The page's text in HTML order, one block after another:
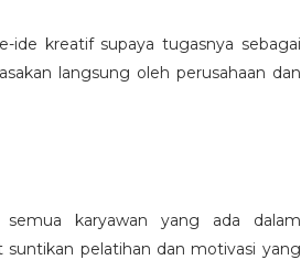
ide kreatif supaya tugasnya sebagai
langsung oleh perusahaan dan
karyawan yang ada dalam
pelatihan dan motivasi yang